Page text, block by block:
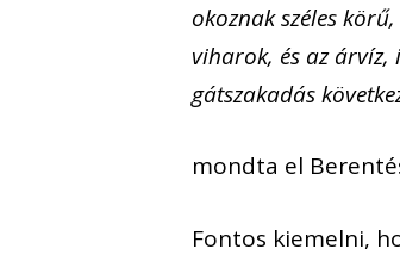
okoznak széles
viharok, és az árvíz,
gátszakadás
mondta el
Fontos kiemelni,